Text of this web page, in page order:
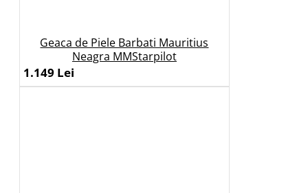
Geaca de Piele Barbati Mauritius
Neagra MMStarpilot
1.149 Lei